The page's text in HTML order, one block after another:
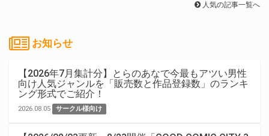
人気の記事一覧へ
お知らせ
【2026年7月集計分】とらのあなで今最もアツい男性
向け人気ジャンルを「販売数と作品登録数」のランキ
ング形式でご紹介！
2026.08.05 サークル様向け